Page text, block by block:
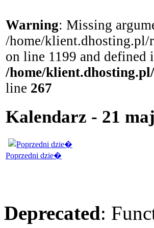
Warning: Missing
/home/
on line 1199 and defined
/home/
line 267
Kalendarz - 21
Poprzedni dzie�
Deprecated: